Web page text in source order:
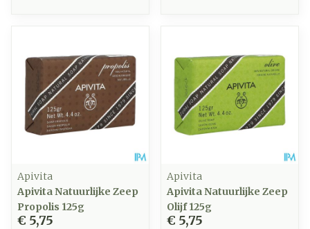
Apivita
Apivita Natuurlijke Zeep
Propolis 125g
€ 5,75
Apivita
Apivita Natuurlijke Zeep
Olijf 125g
€ 5,75